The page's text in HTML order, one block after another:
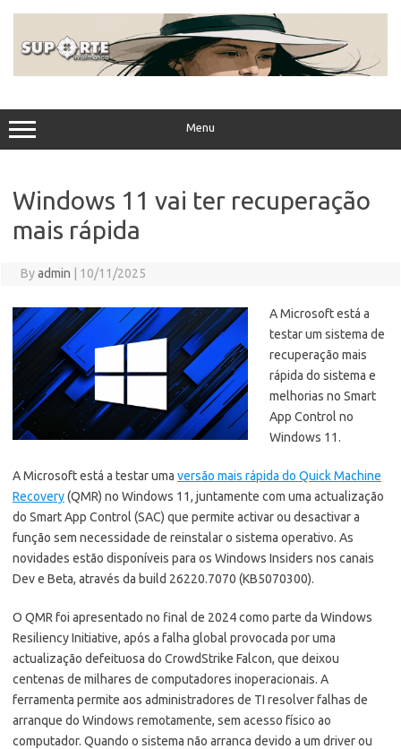
Menu
Windows 11 vai ter recuperação
mais rápida
Byadmin 10/11/2025
A Microsoft está a
testar um sistema de
recuperação mais
rápida do sistema e
melhorias no Smart
App Control no
Windows 11.
A Microsoft está a testar uma versão mais rápida do Quick Machine
Recovery(QMR) no Windows 11, juntamente com uma actualização
do Smart App Control (SAC) que permite activar ou desactivar a
função sem necessidade de reinstalar o sistema operativo. As
novidades estão disponíveis para os Windows Insiders nos canais
Dev e Beta, através da build 26220.7070 (KB5070300).
O QMR foi apresentado no final de 2024 como parte da Windows
Resiliency Initiative, após a falha global provocada por uma
actualização defeituosa do CrowdStrike Falcon, que deixou
centenas de milhares de computadores inoperacionais. A
ferramenta permite aos administradores de TI resolver falhas de
arranque do Windows remotamente, sem acesso físico ao
computador. Quando o sistema não arranca devido a um driver ou